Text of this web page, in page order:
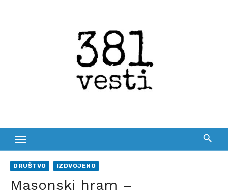
DRUŠTVO IZDVOJENO
Masonski hram –